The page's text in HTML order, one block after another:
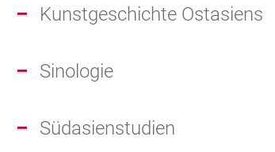
Kunstgeschichte Ostasiens
Sinologie
Südasienstudien